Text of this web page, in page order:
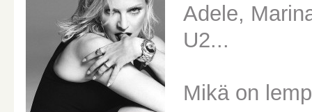
Adele,
U2...
Mikä on